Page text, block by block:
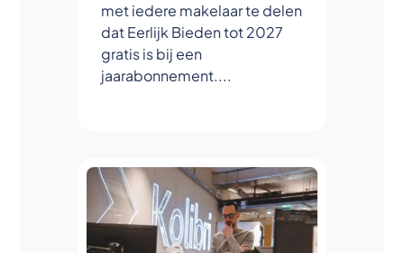
met iedere makelaar te delen
dat Eerlijk Bieden tot 2027
gratis is bij een
jaarabonnement....